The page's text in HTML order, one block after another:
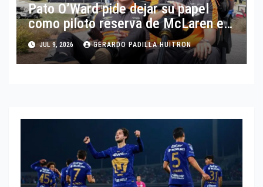
Pato O’Ward pide dejar su papel
como piloto reserva de McLaren en
Fórmula 1
JUL 9, 2026 GERARDO PADILLA HUITRON